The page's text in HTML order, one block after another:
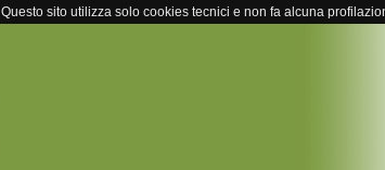
Questo sito utilizza solo cookies tecnici e non fa alcuna